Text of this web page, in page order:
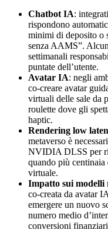
Chatbot IA:
rispondono
minimi di deposito o
senza AAMS”.
settimanali
puntate dell’utente.
Avatar IA: negli
co‑creare avatar
virtuali delle sale da
roulette dove gli
haptic.
Rendering low
metaverso è
NVIDIA DLSS per
quando più
virtuale.
Impatto sui modelli
co-creata da avatar
emergere un nuovo
numero medio
conversioni